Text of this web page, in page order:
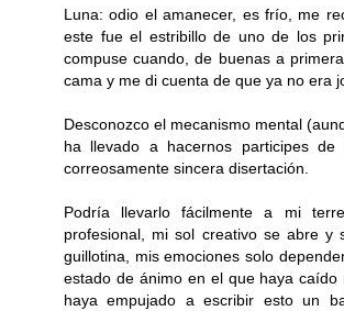
Luna: odio el amanecer, es frío, me
este fue el estribillo de uno de los
compuse cuando, de buenas a
cama y me di cuenta de que ya no era
Desconozco el mecanismo mental
ha llevado a hacernos participes
correosamente sincera disertación.
Podría llevarlo fácilmente a mi
profesional, mi sol creativo se abre y
guillotina, mis emociones solo
estado de ánimo en el que haya caído
haya empujado a escribir esto un